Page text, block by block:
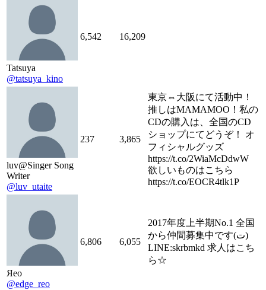
Tatsuya
@tatsuya_kino
6,542 16,209
luv@Singer Song
Writer
@luv_utaite
237 3,865
東京⇔大阪にて活動中！
推しはMAMAMOO！私の
CDの購入は、全国のCD
ショップにてどうぞ！ オ
フィシャルグッズ
https://t.co/2WiaMcDdwW
欲しいものはこちら
https://t.co/EOCR4tlk1P
Яeo
@edge_reo
6,806 6,055
2017年度上半期No.1 全国
から仲間募集中です(ت)
LINE:skrbmkd 求人はこち
ら☆